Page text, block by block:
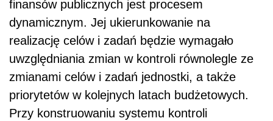
finansów publicznych jest procesem
dynamicznym. Jej ukierunkowanie na
realizację celów i zadań będzie wymagało
uwzględniania zmian w kontroli równolegle ze
zmianami celów i zadań jednostki, a także
priorytetów w kolejnych latach budżetowych.
Przy konstruowaniu systemu kontroli